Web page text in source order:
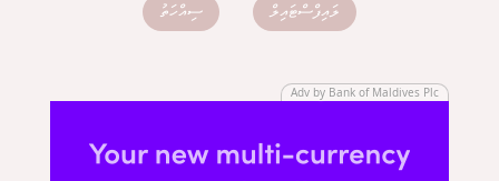
ލައިފްސްޓައިލް ސިއްހަތު
Adv by Bank of Maldives Plc